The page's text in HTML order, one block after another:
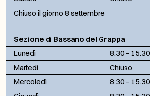
Chiuso il giorno 8 settembre
Sezione di Bassano del Grappa
Lunedì
8.30 – 15.30
Martedì
Chiuso
Mercoledì
8.30 – 15.30